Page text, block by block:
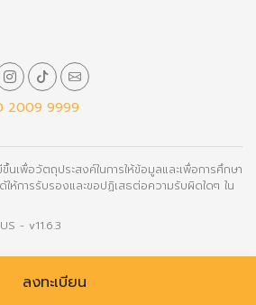
ลงทะเบียน
2009 9999
เพื่อวัตถุประสงค์ในการให้ข้อมูลและเพื่อการศึกษา
ห้การรับรองและขอปฏิเสธต่อความรับผิดใดๆ ใน
- v11.6.3